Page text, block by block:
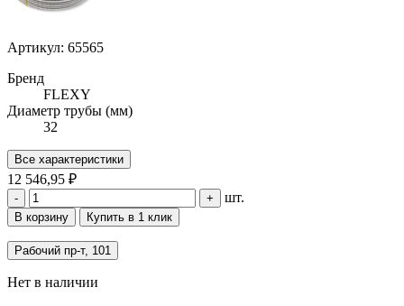
Артикул: 65565
Бренд
FLEXY
Диаметр трубы (мм)
32
Все характеристики
12 546,95 ₽
- + шт.
В корзину Купить в 1 клик
Рабочий пр-т, 101
Нет в наличии